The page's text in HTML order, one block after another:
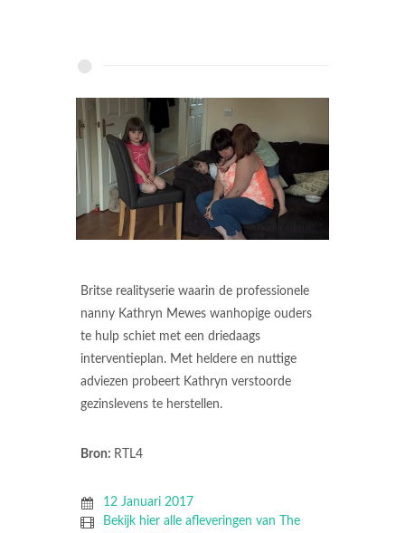
Britse realityserie waarin de professionele
nanny Kathryn Mewes wanhopige ouders
te hulp schiet met een driedaags
interventieplan. Met heldere en nuttige
adviezen probeert Kathryn verstoorde
gezinslevens te herstellen.
Bron: RTL4
12 Januari 2017
Bekijk hier alle afleveringen van The